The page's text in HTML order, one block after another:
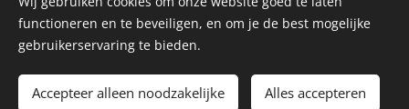
Toevoegen aan de winkelwagen
Cookies
functioneren en te beveiligen, en om je de best mogelijke
gebruikerservaring te bieden.
Accepteer alleen noodzakelijke Alles accepteren